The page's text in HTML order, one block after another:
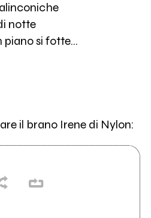
notte
piano si fotte…
il brano Irene di Nylon: